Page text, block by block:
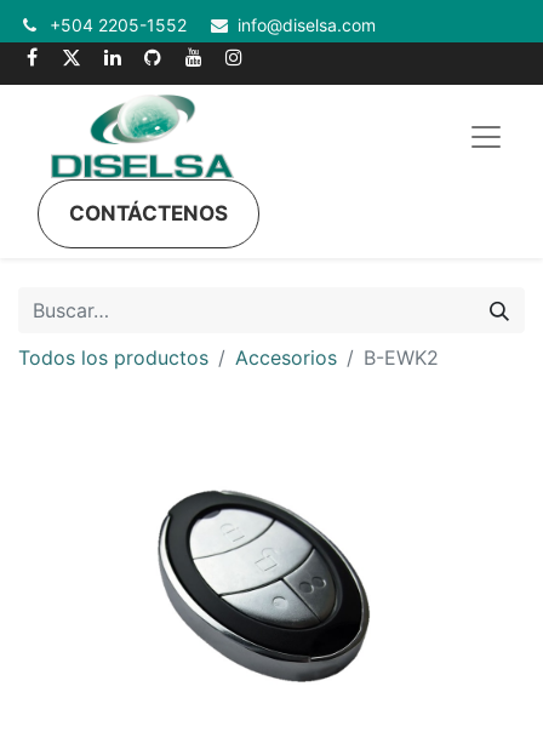
+504 2205-1552 info@diselsa.com
CONTÁCTENOS
Todos los productos Accesorios B-EWK2